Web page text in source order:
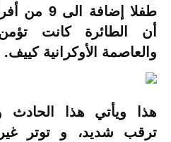
طفلا
أن الطائرة كانت
والعاصمة الأوكرانية كييف.
هذا ويأتي هذا الحادث
ترقب شديد، و توتر